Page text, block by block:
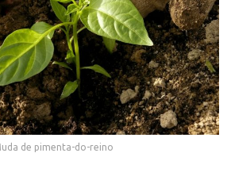
de pimenta-do-reino